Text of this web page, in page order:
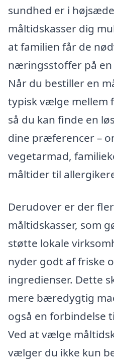
sundhed er i
måltidskasser dig
at familien får de
næringsstoffer på en
Når du bestiller en
typisk vælge mellem
så du kan finde en
dine præferencer –
vegetarmad,
måltider til
Derudover er der
måltidskasser, som
støtte lokale
nyder godt af friske
ingredienser. Dette
mere bæredygtig
også en forbindelse
Ved at vælge
vælger du ikke kun